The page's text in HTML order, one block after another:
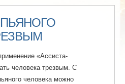
ПЬЯНОГО
«Ассиста-
человека трезвым. С
человека можно